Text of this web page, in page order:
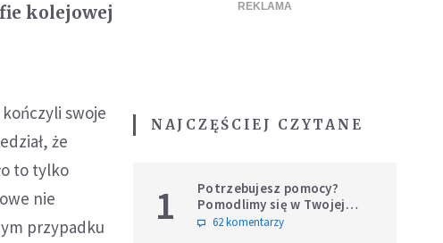
kolejowej
swoje
że
to tylko
nie
przypadku
NAJCZĘŚCIEJ CZYTANE
1
Potrzebujesz pomocy?
Pomodlimy się w Twojej
intencji
62 komentarzy